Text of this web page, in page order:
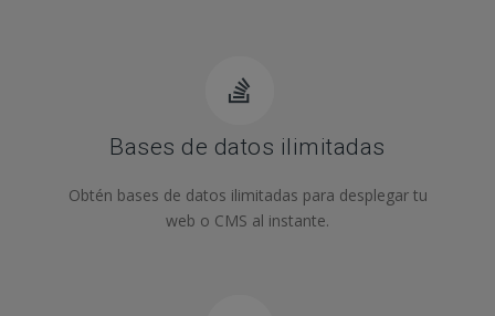
Bases de datos ilimitadas
Obtén bases de datos ilimitadas para desplegar tu
web o CMS al instante.